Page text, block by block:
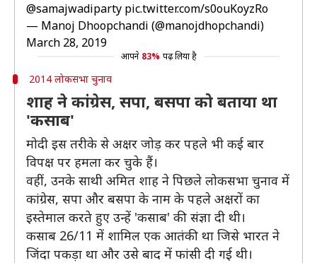
@samajwadiparty pic.twitter.com/s0ouKoyzRo
— Manoj Dhoopchandi (@manojdhopchandi)
March 28, 2019
आपने 83% पढ़ लिया है
2014 लोकसभा चुनाव
शाह ने कांग्रेस, सपा, बसपा को बताया था
'कसाब'
मोदी इस तरीके से अक्षर जोड़ कर पहले भी कई बार
विपक्ष पर हमला कर चुके हैं।
वहीं, उनके साथी अमित शाह ने पिछले लोकसभा चुनाव में
कांग्रेस, सपा और बसपा के नाम के पहले अक्षरों का
इस्तेमाल करते हुए उन्हें 'कसाब' की संज्ञा दी थी।
कसाब 26/11 में शामिल एक आतंकी था जिसे भारत ने
जिंदा पकड़ा था और उसे बाद में फांसी दी गई थी।